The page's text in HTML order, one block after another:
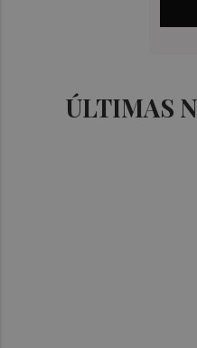
ÚLTIMAS